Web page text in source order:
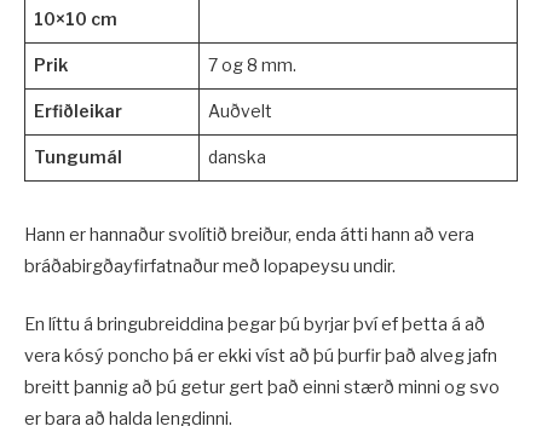
10×10 cm
Prik 7 og 8 mm.
Erfiðleikar Auðvelt
Tungumál danska
Hann er hannaður svolítið breiður, enda átti hann að vera
bráðabirgðayfirfatnaður með lopapeysu undir.
En líttu á bringubreiddina þegar þú byrjar því ef þetta á að
vera kósý poncho þá er ekki víst að þú þurfir það alveg jafn
breitt þannig að þú getur gert það einni stærð minni og svo
er bara að halda lengdinni.